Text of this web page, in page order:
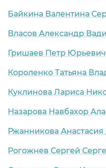
Байкина Валентина
Власов Александр
Гришаев Петр Юрьевич
Короленко Татьяна
Куклинова Лариса
Назарова Навбахор
Ржанникова
Рогожнев Сергей